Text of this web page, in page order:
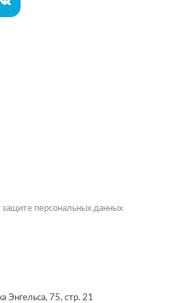
персональных данных
Энгельса, 75, стр. 21